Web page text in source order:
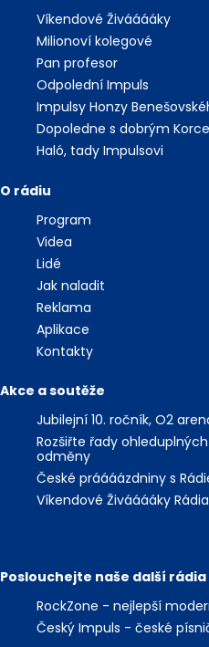
Víkendové Živááááky
Milionoví kolegové
Pan profesor
Odpolední Impuls
Impulsy Honzy
Dopoledne s dobrým
Haló, tady Impulsovi
O rádiu
Program
Videa
Lidé
Jak naladit
Reklama
Aplikace
Kontakty
Akce a soutěže
Jubilejní 10. ročník, O2
Rozšiřte řady
odměny
České práááázdniny s
Víkendové Živááááky
Poslouchejte naše další rádia
RockZone - nejlepší
Český Impuls - české